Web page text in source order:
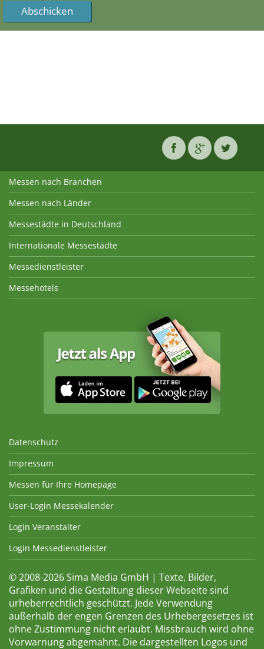
Messen nach Branchen
Messen nach Länder
Messestädte in Deutschland
Internationale Messestädte
Messedienstleister
Messehotels
Datenschutz
Impressum
Messen für Ihre Homepage
User-Login Messekalender
Login Veranstalter
Login Messedienstleister
© 2008-2026 Sima Media GmbH | Texte, Bilder,
Grafiken und die Gestaltung dieser Webseite sind
urheberrechtlich geschützt. Jede Verwendung
außerhalb der engen Grenzen des Urhebergesetzes ist
ohne Zustimmung nicht erlaubt. Missbrauch wird ohne
Vorwarnung abgemahnt. Die dargestellten Logos und